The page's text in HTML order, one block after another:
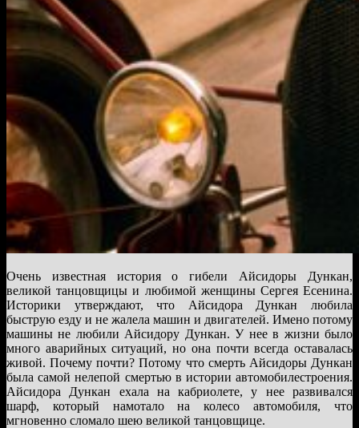
Очень известная история о гибели Айсидоры Дункан,
великой танцовщицы и любимой женщины Сергея Есенина.
Историки утверждают, что Айсидора Дункан любила
быструю езду и не жалела машин и двигателей. Имено потому
машины не любили Айсидору Дункан. У нее в жизни было
много аварийных ситуаций, но она почти всегда оставалась
живой. Почему почти? Потому что смерть Айсидоры Дункан
была самой нелепой смертью в истории автомобилестроения.
Айсидора Дункан ехала на кабриолете, у нее развивался
шарф, который намотало на колесо автомобиля, что
мгновенно сломало шею великой танцовщице.